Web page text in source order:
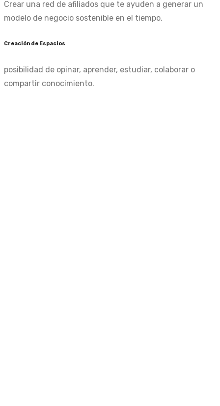
Crear una red de afiliados que te ayuden a generar un
modelo de negocio sostenible en el tiempo.
Creación de Espacios
posibilidad de opinar, aprender, estudiar, colaborar o
compartir conocimiento.